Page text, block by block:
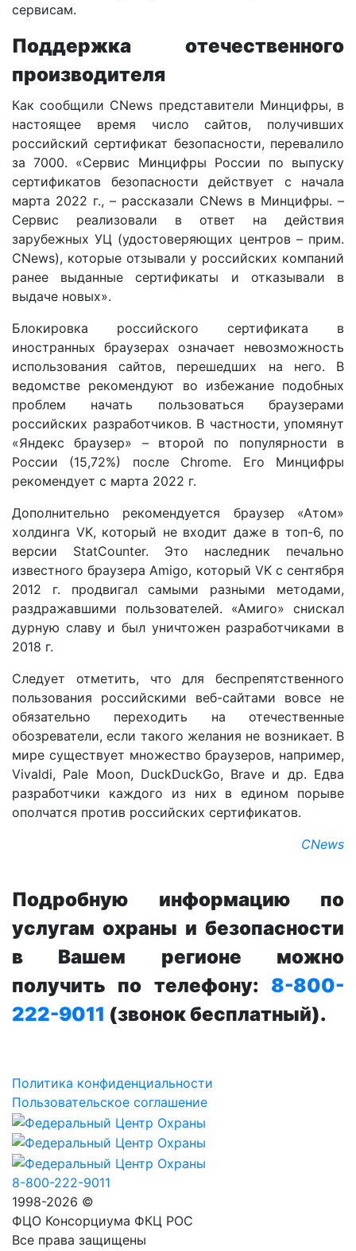
сервисам.
Поддержка отечественного
производителя
Как сообщили CNews представители Минцифры, в
настоящее время число сайтов, получивших
российский сертификат безопасности, перевалило
за 7000. «Сервис Минцифры России по выпуску
сертификатов безопасности действует с начала
марта 2022 г., – рассказали CNews в Минцифры. –
Сервис реализовали в ответ на действия
зарубежных УЦ (удостоверяющих центров – прим.
CNews), которые отзывали у российских компаний
ранее выданные сертификаты и отказывали в
выдаче новых».
Блокировка российского сертификата в
иностранных браузерах означает невозможность
использования сайтов, перешедших на него. В
ведомстве рекомендуют во избежание подобных
проблем начать пользоваться браузерами
российских разработчиков. В частности, упомянут
«Яндекс браузер» – второй по популярности в
России (15,72%) после Chrome. Его Минцифры
рекомендует с марта 2022 г.
Дополнительно рекомендуется браузер «Атом»
холдинга VK, который не входит даже в топ-6, по
версии StatCounter. Это наследник печально
известного браузера Amigo, который VK с сентября
2012 г. продвигал самыми разными методами,
раздражавшими пользователей. «Амиго» снискал
дурную славу и был уничтожен разработчиками в
2018 г.
Следует отметить, что для беспрепятственного
пользования российскими веб-сайтами вовсе не
обязательно переходить на отечественные
обозреватели, если такого желания не возникает. В
мире существует множество браузеров, например,
Vivaldi, Pale Moon, DuckDuckGo, Brave и др. Едва
разработчики каждого из них в едином порыве
ополчатся против российских сертификатов.
CNews
Подробную информацию по
услугам охраны и безопасности
в Вашем регионе можно
получить по телефону: 8-800-
222-9011 (звонок бесплатный).
Политика конфиденциальности
Пользовательское соглашение
8-800-222-9011
1998-2026 ©
ФЦО Консорциума ФКЦ РОС
Все права защищены